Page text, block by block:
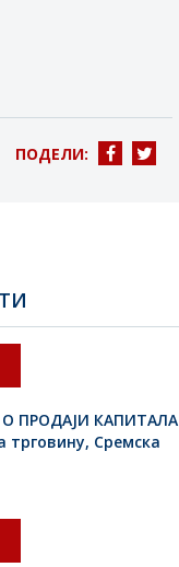
ПОДЕЛИ:
ПРОДАЈИ КАПИТАЛА
Сремска